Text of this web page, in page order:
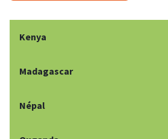
Kenya
Madagascar
Népal